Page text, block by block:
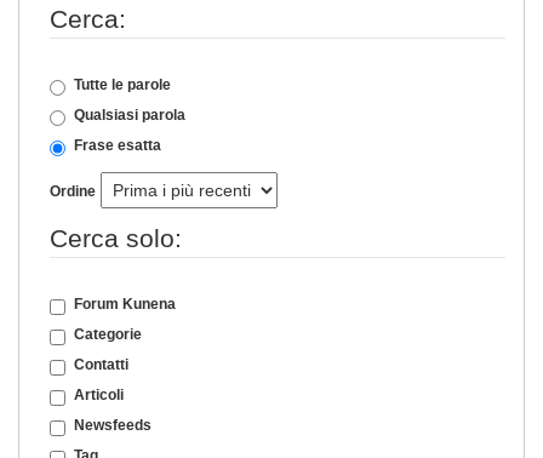
Cerca:
Tutte le parole
Qualsiasi parola
Frase esatta
Ordine
Cerca solo:
Forum Kunena
Categorie
Contatti
Articoli
Newsfeeds